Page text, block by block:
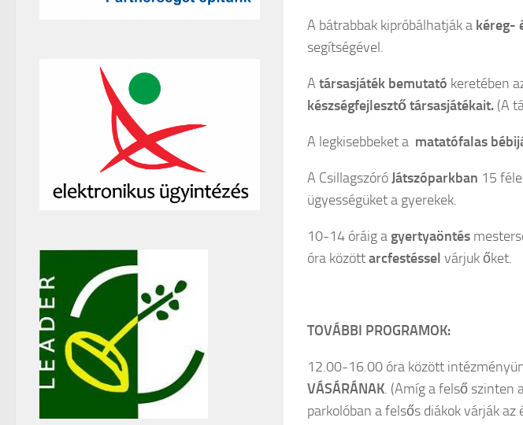
A bátrabbak kipróbálhatják a kéreg-
segítségével.
A társasjáték bemutató keretében
készségfejlesztő társasjátékait. (A
A legkisebbeket a matatófalas
A CsillagszóróJátszóparkban 15
ügyességüket a gyerekek.
10-14 óráig a gyertyaöntés
óra közöttarcfestéssel várjuk őket.
TOVÁBBI PROGRAMOK:
12.00-16.00 óra között
VÁSÁRÁNAK. (Amíg a felső szinten
parkolóban a felsős diákok várják az